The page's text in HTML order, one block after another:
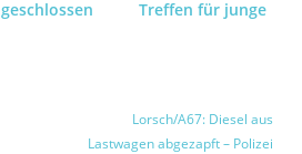
geschlossen
Treffen für junge
Lorsch/A67: Diesel aus
Lastwagen abgezapft – Polizei